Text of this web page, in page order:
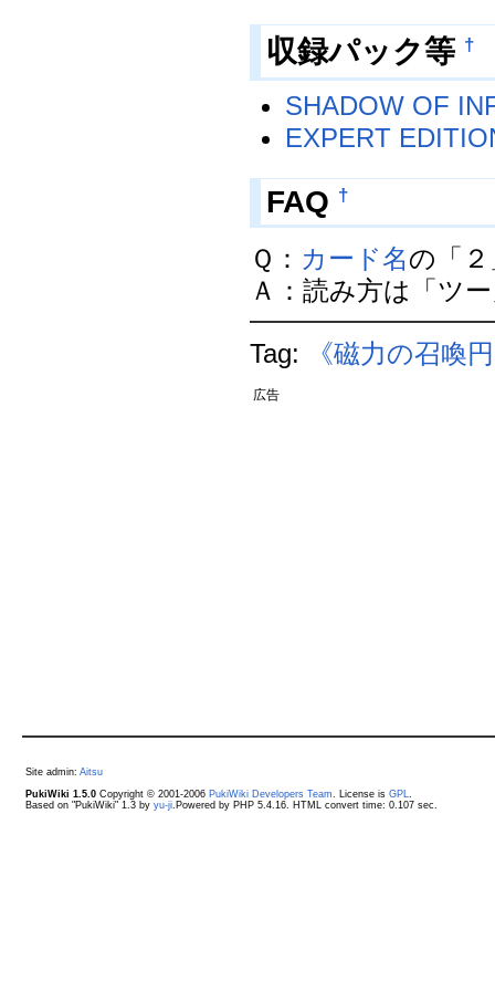
収録パック等 †
SHADOW OF
EXPERT
FAQ †
Ｑ： カード名の「
Ａ：読み方は「ツ
Tag: 《磁力の召喚
広告
Site admin: Aitsu
PukiWiki 1.5.0Copyright © 2001-2006 PukiWiki Developers Team . License is GPL
Based on "PukiWiki" 1.3 by yu-ji.Powered by PHP 5.4.16. HTML convert time: 0.107 sec.